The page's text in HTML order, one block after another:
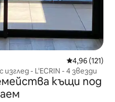
Средна
4,96 (121)
- L'ECRIN - 4 звезди
къщи под